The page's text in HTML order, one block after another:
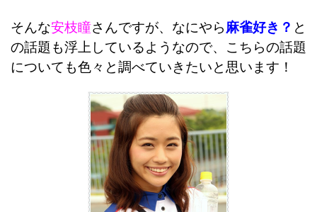
そんな安枝瞳さんですが、なにやら麻雀好き？ と
の話題も浮上しているようなので、こちらの話題
についても色々と調べていきたいと思います！